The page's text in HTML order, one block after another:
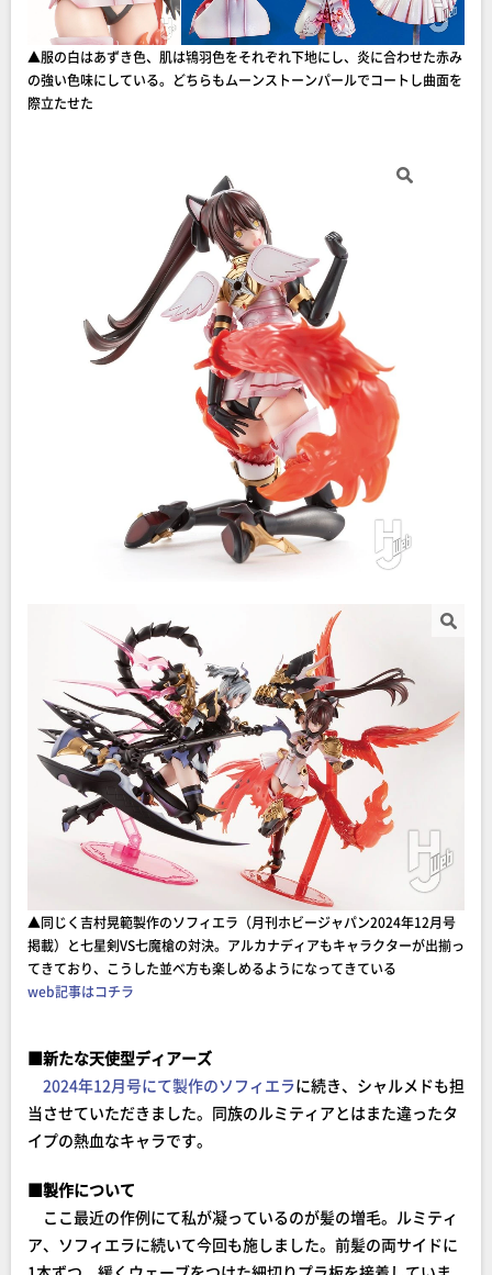
▲服の白はあずき色、肌は鴇羽色をそれぞれ下地にし、炎に合わせた赤み
の強い色味にしている。どちらもムーンストーンパールでコートし曲面を
際立たせた
▲同じく吉村晃範製作のソフィエラ（月刊ホビージャパン2024年12月号
掲載）と七星剣VS七魔槍の対決。アルカナディアもキャラクターが出揃っ
てきており、こうした並べ方も楽しめるようになってきている
web記事はコチラ
■新たな天使型ディアーズ
2024年12月号にて製作のソフィエラに続き、シャルメドも担
当させていただきました。同族のルミティアとはまた違ったタ
イプの熱血なキャラです。
■製作について
ここ最近の作例にて私が凝っているのが髪の増毛。ルミティ
ア、ソフィエラに続いて今回も施しました。前髪の両サイドに